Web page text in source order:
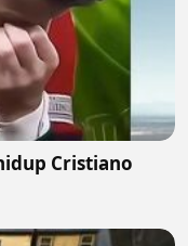
Cristiano